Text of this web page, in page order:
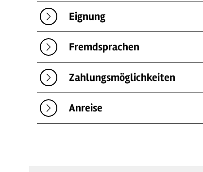
Eignung
Fremdsprachen
Zahlungsmöglichkeiten
Anreise